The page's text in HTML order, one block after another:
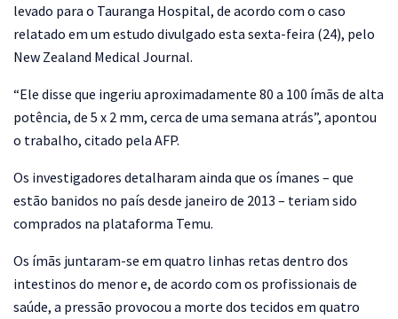
levado para o Tauranga Hospital, de acordo com o caso
relatado em um estudo divulgado esta sexta-feira (24), pelo
New Zealand Medical Journal.
“Ele disse que ingeriu aproximadamente 80 a 100 ímãs de alta
potência, de 5 x 2 mm, cerca de uma semana atrás”, apontou
o trabalho, citado pela AFP.
Os investigadores detalharam ainda que os ímanes – que
estão banidos no país desde janeiro de 2013 – teriam sido
comprados na plataforma Temu.
Os ímãs juntaram-se em quatro linhas retas dentro dos
intestinos do menor e, de acordo com os profissionais de
saúde, a pressão provocou a morte dos tecidos em quatro